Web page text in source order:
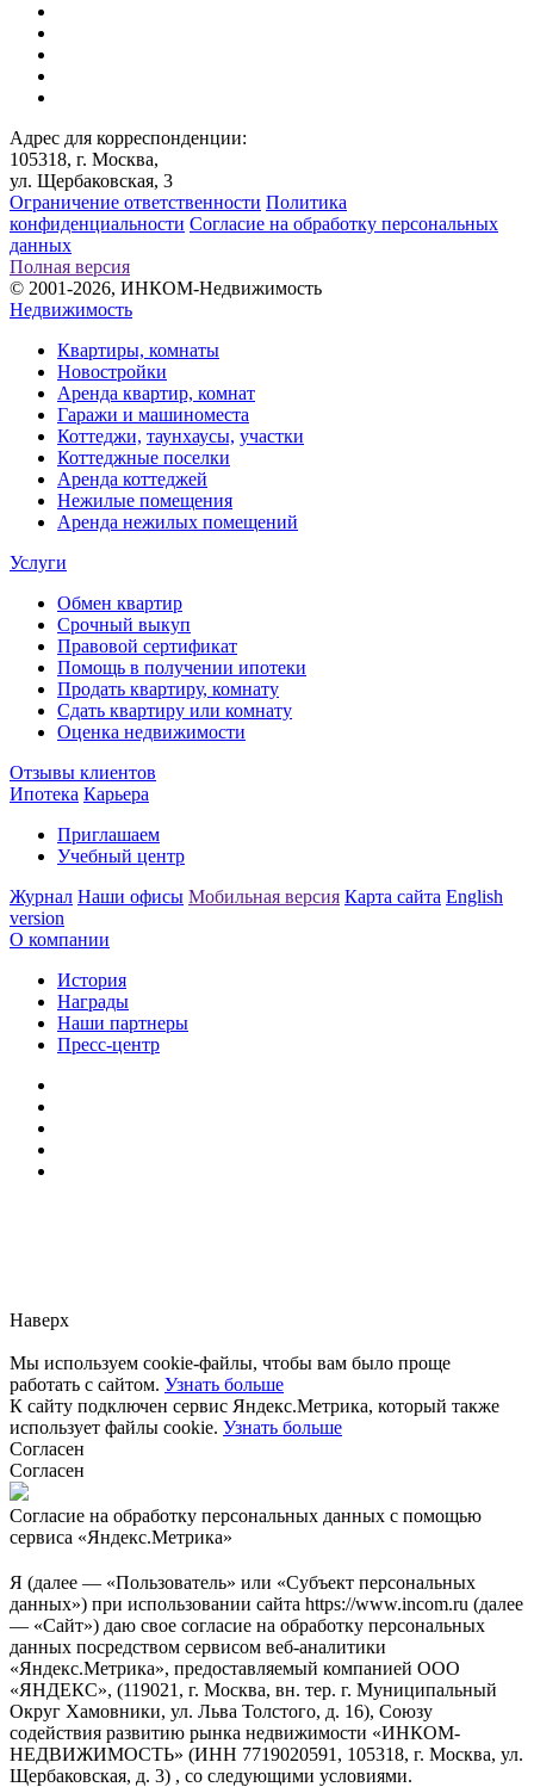
Адрес для корреспонденции:
105318, г. Москва,
ул. Щербаковская, 3
Ограничение ответственности Политика
конфиденциальности Согласие на обработку персональных
данных
Полная версия
© 2001-2026, ИНКОМ-Недвижимость
Недвижимость
Квартиры, комнаты
Новостройки
Аренда квартир, комнат
Гаражи и машиноместа
Коттеджи, таунхаусы, участки
Коттеджные поселки
Аренда коттеджей
Нежилые помещения
Аренда нежилых помещений
Услуги
Обмен квартир
Срочный выкуп
Правовой сертификат
Помощь в получении ипотеки
Продать квартиру, комнату
Сдать квартиру или комнату
Оценка недвижимости
Отзывы клиентов
Ипотека Карьера
Приглашаем
Учебный центр
Журнал Наши офисы Мобильная версия Карта сайта English
version
О компании
История
Награды
Наши партнеры
Пресс-центр
Наверх
Мы используем cookie-файлы, чтобы вам было проще
работать с сайтом. Узнать больше
К сайту подключен сервис Яндекс.Метрика, который также
использует файлы cookie. Узнать больше
Согласен
Согласен
Согласие на обработку персональных данных с помощью
сервиса «Яндекс.Метрика»
Я (далее — «Пользователь» или «Субъект персональных
данных») при использовании сайта https://www.incom.ru (далее
— «Сайт») даю свое согласие на обработку персональных
данных посредством сервисом веб-аналитики
«Яндекс.Метрика», предоставляемый компанией ООО
«ЯНДЕКС», (119021, г. Москва, вн. тер. г. Муниципальный
Округ Хамовники, ул. Льва Толстого, д. 16), Союзу
содействия развитию рынка недвижимости «ИНКОМ-
НЕДВИЖИМОСТЬ» (ИНН 7719020591, 105318, г. Москва, ул.
Щербаковская, д. 3) , со следующими условиями.